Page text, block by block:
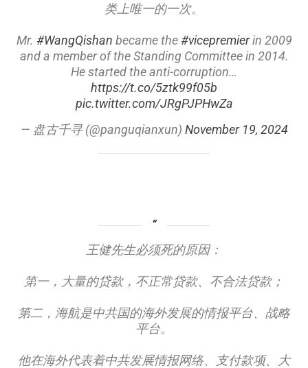
类上唯一的一次。
Mr. #WangQishan became the#vicepremierin 2009
and a member of the Standing Committee in 2014.
He started the anti-corruption…
https://t.co/5ztk99f05b
pic.twitter.com/JRgPJPHwZa
— 盘古千寻 (@panguqianxun) November 19, 2024
王健先生必须死的原因：
第一，大量的贷款，不正常贷款、不合法贷款；
第二，海航是中共国的海外发展的情报平台、战略
平台。
他在海外代表着中共发展情报网络、支付款项、大